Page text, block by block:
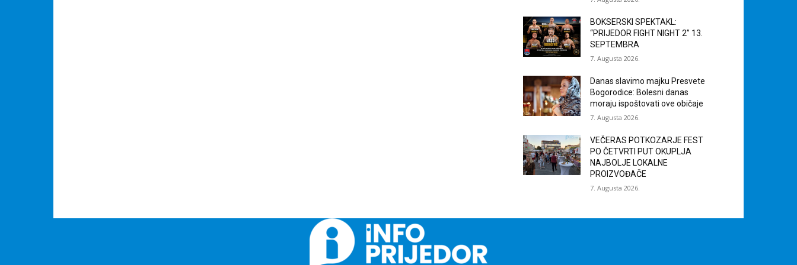
BOKSERSKI SPEKTAKL:
“PRIJEDOR FIGHT NIGHT 2” 13.
SEPTEMBRA
7. Augusta 2026.
Danas slavimo majku Presvete
Bogorodice: Bolesni danas
moraju ispoštovati ove običaje
7. Augusta 2026.
VEČERAS POTKOZARJE FEST
PO ČETVRTI PUT OKUPLJA
NAJBOLJE LOKALNE
PROIZVOĐAČE
7. Augusta 2026.